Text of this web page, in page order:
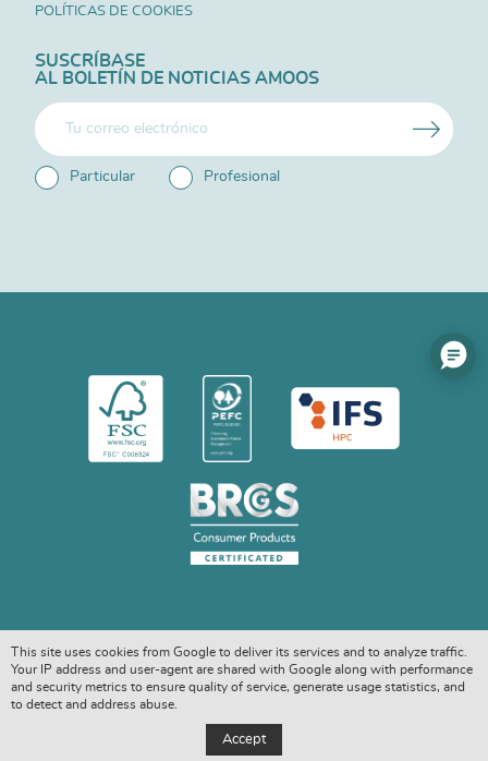
POLÍTICAS DE COOKIES
SUSCRÍBASE
AL BOLETÍN DE NOTICIAS AMOOS
Particular Profesional
COPYRIGHT © 2026. ALL RIGHTS RESERVED
This site uses cookies from Google to deliver its services and to analyze traffic.
Your IP address and user-agent are shared with Google along with performance
and security metrics to ensure quality of service, generate usage statistics, and
to detect and address abuse.
Accept